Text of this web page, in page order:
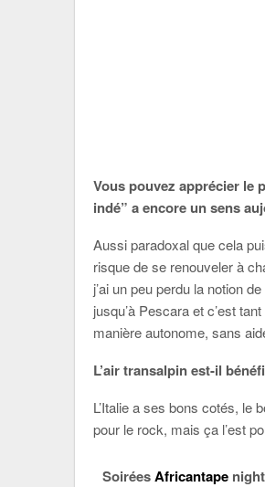
Vous pouvez apprécier le
indé” a encore un sens
Aussi paradoxal que cela
risque de se renouveler à
j’ai un peu perdu la notion
jusqu’à Pescara et c’est
manière autonome, sans
L’air transalpin est-il
L’Italie a ses bons cotés, le
pour le rock, mais ça l’est
SoiréesAfricantape